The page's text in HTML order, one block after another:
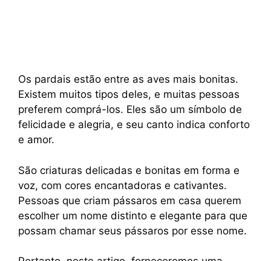
Os pardais estão entre as aves mais bonitas.
Existem muitos tipos deles, e muitas pessoas
preferem comprá-los. Eles são um símbolo de
felicidade e alegria, e seu canto indica conforto
e amor.
São criaturas delicadas e bonitas em forma e
voz, com cores encantadoras e cativantes.
Pessoas que criam pássaros em casa querem
escolher um nome distinto e elegante para que
possam chamar seus pássaros por esse nome.